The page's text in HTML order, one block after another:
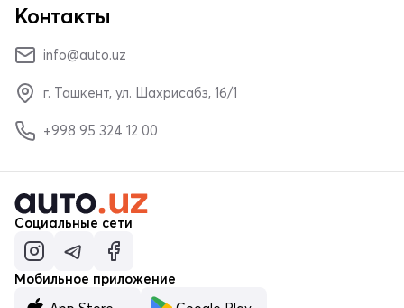
Контакты
info@auto.uz
г. Ташкент, ул. Шахрисабз, 16/1
+998 95 324 12 00
Социальные сети
Мобильное приложение